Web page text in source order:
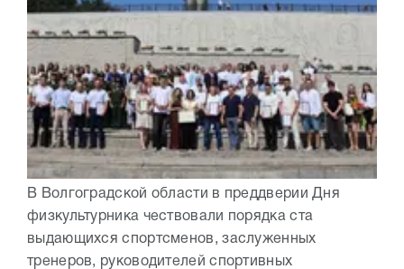
В Волгоградской области в преддверии Дня
физкультурника чествовали порядка ста
выдающихся спортсменов, заслуженных
тренеров, руководителей спортивных